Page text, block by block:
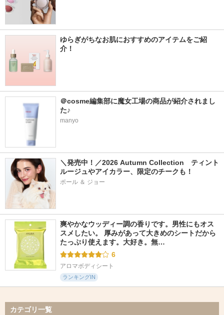
ゆらぎがちなお肌におすすめのアイテムをご紹
介！
＠cosme編集部に魔女工場の商品が紹介されまし
た♪
manyo
＼発売中！／2026 Autumn Collection　ティント
ルージュやアイカラー、限定のチークも！
ポール ＆ ジョー
爽やかなウッディー調の香りです。男性にもオス
スメしたい。 厚みがあって大きめのシートだから
たっぷり使えます。大好き。無…
6
アロマボディシート
ランキングIN
カテゴリ一覧